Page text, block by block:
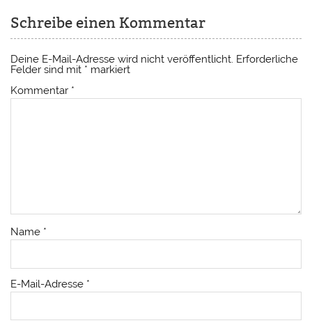
Schreibe einen Kommentar
Deine E-Mail-Adresse wird nicht veröffentlicht. Erforderliche
Felder sind mit * markiert
Kommentar *
Name *
E-Mail-Adresse *